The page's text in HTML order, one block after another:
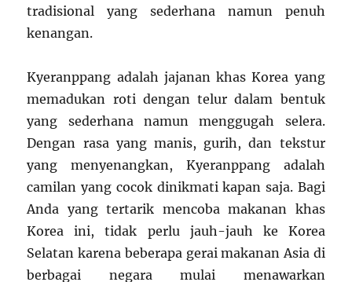
tradisional yang sederhana namun penuh
kenangan.
Kyeranppang adalah jajanan khas Korea yang
memadukan roti dengan telur dalam bentuk
yang sederhana namun menggugah selera.
Dengan rasa yang manis, gurih, dan tekstur
yang menyenangkan, Kyeranppang adalah
camilan yang cocok dinikmati kapan saja. Bagi
Anda yang tertarik mencoba makanan khas
Korea ini, tidak perlu jauh-jauh ke Korea
Selatan karena beberapa gerai makanan Asia di
berbagai negara mulai menawarkan